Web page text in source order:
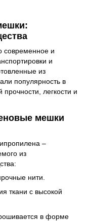
современное и
и
из
популярность в
легкости и
мешки
–
из
нити.
ткани с высокой
в форме